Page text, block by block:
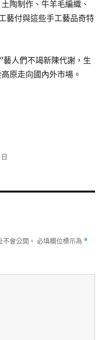
陶制作、牛羊毛編織、
藝付與這些手工藝品奇特
人們不竭新陳代謝，生
原走向國內外市場。
會公開。 必填欄位標示為 *